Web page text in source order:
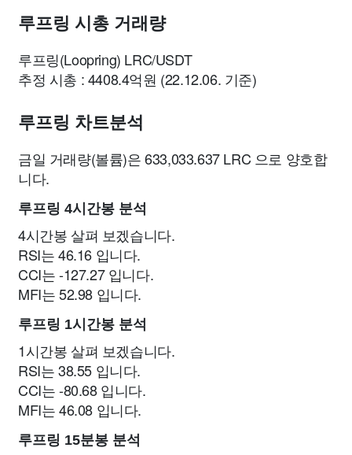
루프링 시총 거래량
루프링(Loopring) LRC/USDT
추정 시총 : 4408.4억원 (22.12.06. 기준)
루프링 차트분석
금일 거래량(볼륨)은 633,033.637 LRC 으로 양호합
니다.
루프링 4시간봉 분석
4시간봉 살펴 보겠습니다.
RSI는 46.16 입니다.
CCI는 -127.27 입니다.
MFI는 52.98 입니다.
루프링 1시간봉 분석
1시간봉 살펴 보겠습니다.
RSI는 38.55 입니다.
CCI는 -80.68 입니다.
MFI는 46.08 입니다.
루프링 15분봉 분석